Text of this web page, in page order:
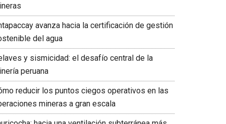
avanza hacia la certificación de gestión
del agua
y sismicidad: el desafío central de la
peruana
reducir los puntos ciegos operativos en las
mineras a gran escala